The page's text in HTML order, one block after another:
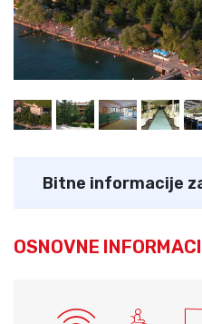
Bitne informacije
OSNOVNE